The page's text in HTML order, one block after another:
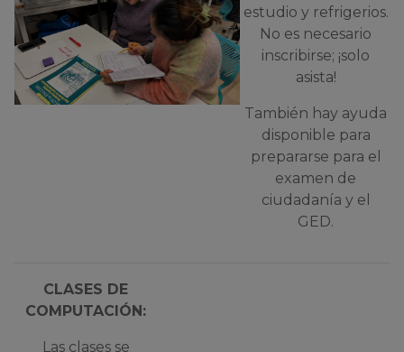
estudio y refrigerios.
No es necesario
inscribirse; ¡solo
asista!
También hay ayuda
disponible para
prepararse para el
examen d e
ciudadanía y el
GED.
CLASES DE
COMPUTACIÓN:
Las clases se